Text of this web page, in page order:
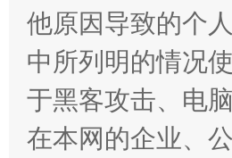
全民健身五年计划来了！等你
他原因导致的个
中所列明的情况
于黑客攻击、电
在本网的企业、